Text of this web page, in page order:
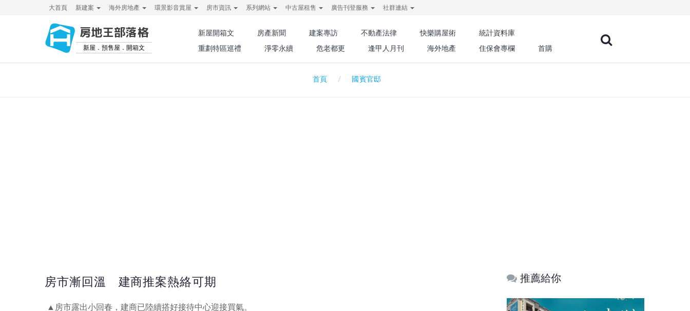
大首頁 新建案 海外房地產 環景影音賞屋 房市資訊 系列網站 中古屋租售 廣告刊登服務 社群連結
房地王部落格
新屋．預售屋．開箱文
新屋開箱文 房產新聞 建案專訪 不動產法律 快樂購屋術
統計資料庫
重劃特區巡禮
淨零永續 危老都更 逢甲人月刊 海外地產 住保會專欄 首購
首頁 國賓官邸
房市漸回溫 建商推案熱絡可期
▲房市露出小回春，建商已陸續搭好接待中心迎接買氣。
推薦給你